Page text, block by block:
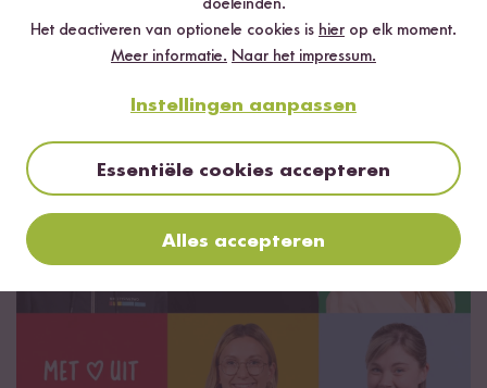
wij van Reishunger zijn op zoek gegaan naar de allerbeste
korrels – en ontdekten daarbij de enorme rijstdiversiteit uit de
beste teeltgebieden ter wereld.
Wij zijn een kleurrijke groep gemotiveerde jonge mensen. We
doeleinden.
Het deactiveren van optionele cookies is hier op elk moment.
Meer informatie. Naar het impressum.
Instellingen aanpassen
Essentiële cookies accepteren
Alles accepteren